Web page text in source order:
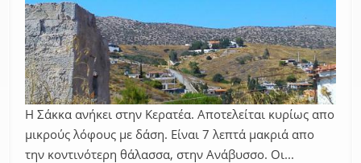
Η Σάκκα ανήκει στην Κερατέα. Αποτελείται κυρίως απο
μικρούς λόφους με δάση. Είναι 7 λεπτά μακριά απο
την κοντινότερη θάλασσα, στην Ανάβυσσο. Οι...